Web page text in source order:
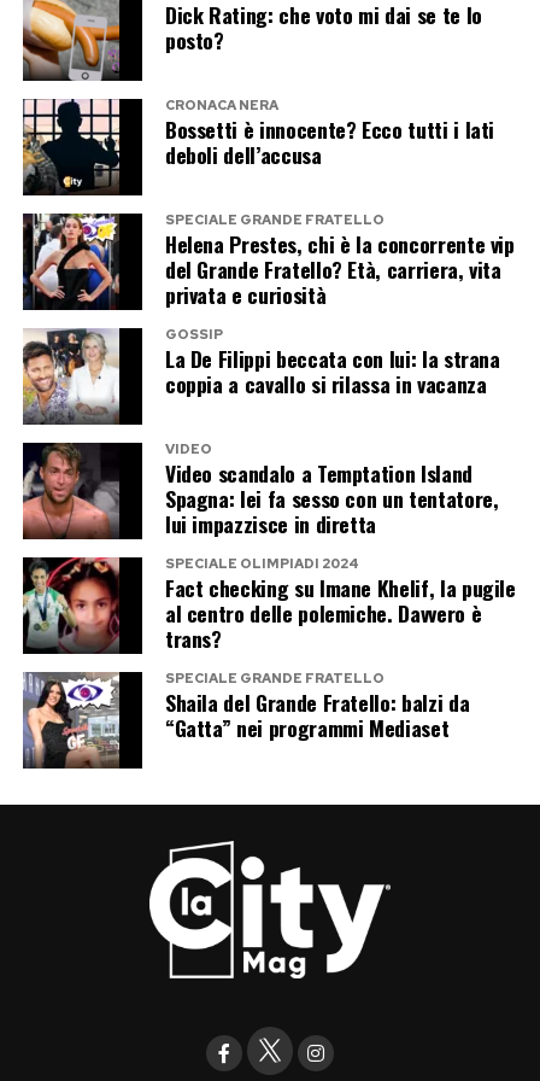
trasformarla in una teca da museo.
Diventare celebri non è raro. Attraversare quasi
cinque decenni di industria musicale senza
perdere il contatto con il pubblico lo è
moltissimo. Madonna e Kylie Minogue, nella
notte del WorldPride, hanno dimostrato che il
tempo non deve necessariamente diventare il
nemico di un’artista.
Può diventare una materia da plasmare, una
coreografia da riscrivere e persino un alleato. Le
giovani star possono conquistare un algoritmo.
Le regine, invece, devono sopravvivere a tutti.
Post Views: 37
dimostrando ancora una volta come il Bel Paese
continui a rappresentare una delle destinazioni
preferite dalle grandi star internazionali.
Post Views: 163
Dick Rating: che voto mi dai se te lo
posto?
CRONACA NERA
Bossetti è innocente? Ecco tutti i lati
deboli dell’accusa
SPECIALE GRANDE FRATELLO
Helena Prestes, chi è la concorrente vip
del Grande Fratello? Età, carriera, vita
privata e curiosità
GOSSIP
La De Filippi beccata con lui: la strana
coppia a cavallo si rilassa in vacanza
VIDEO
Video scandalo a Temptation Island
Spagna: lei fa sesso con un tentatore,
lui impazzisce in diretta
SPECIALE OLIMPIADI 2024
Fact checking su Imane Khelif, la pugile
al centro delle polemiche. Davvero è
trans?
SPECIALE GRANDE FRATELLO
Shaila del Grande Fratello: balzi da
“Gatta” nei programmi Mediaset